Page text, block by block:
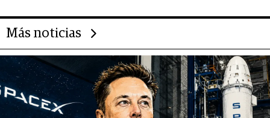
Más noticias